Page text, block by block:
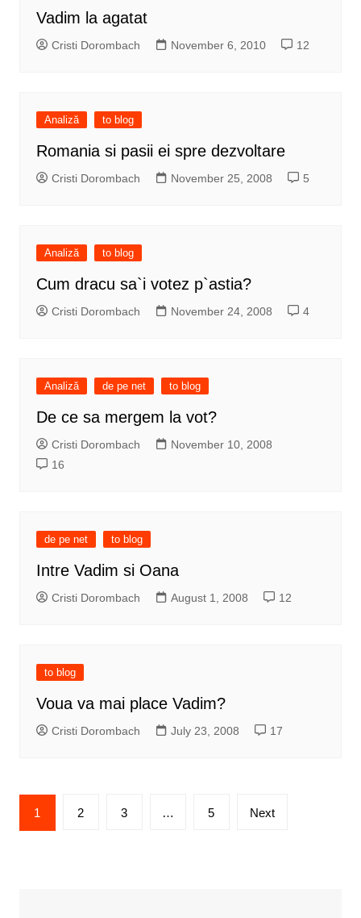
Vadim la agatat
Cristi Dorombach November 6, 2010 12
Analiză to blog
Romania si pasii ei spre dezvoltare
Cristi Dorombach November 25, 2008 5
Analiză to blog
Cum dracu sa`i votez p`astia?
Cristi Dorombach November 24, 2008 4
Analiză de pe net to blog
De ce sa mergem la vot?
Cristi Dorombach
November 10, 2008
16
de pe net to blog
Intre Vadim si Oana
Cristi Dorombach August 1, 2008 12
to blog
Voua va mai place Vadim?
Cristi Dorombach July 23, 2008 17
Posts
pagination
1 2 3 … 5 Next